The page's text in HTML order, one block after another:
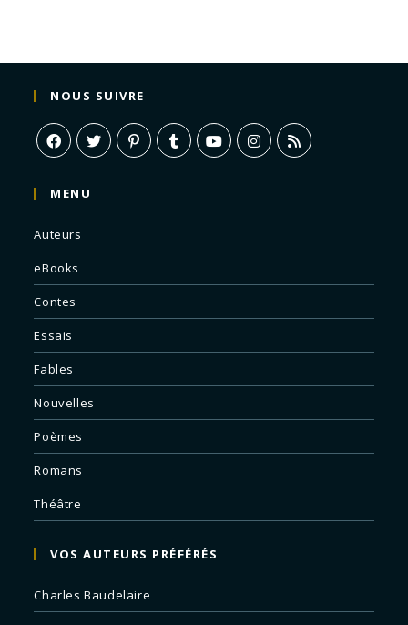
NOUS SUIVRE
MENU
Auteurs
eBooks
Contes
Essais
Fables
Nouvelles
Poèmes
Romans
Théâtre
VOS AUTEURS PRÉFÉRÉS
Charles Baudelaire